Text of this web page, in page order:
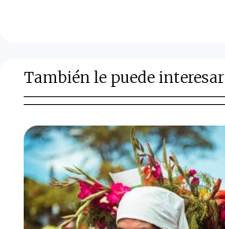
También le puede interesar